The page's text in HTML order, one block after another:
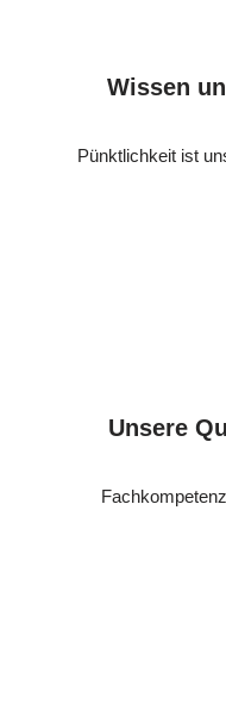
Wissen
Pünktlichkeit ist
Unsere